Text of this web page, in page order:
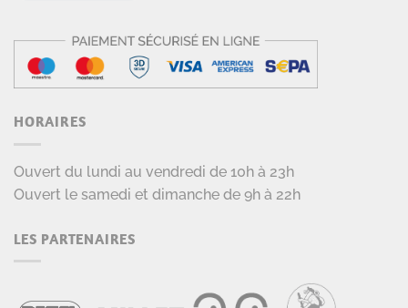
HORAIRES
Ouvert du lundi au vendredi de 10h à 23h
Ouvert le samedi et dimanche de 9h à 22h
LES PARTENAIRES